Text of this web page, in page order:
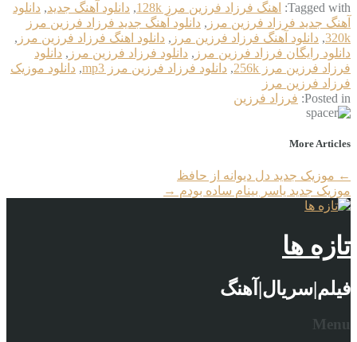
Tagged with: اهنگ فرزاد فرزین مرز 128k , دانلود آهنگ جدید, دانلود
آهنگ جدید فرزاد فرزین مرز , دانلود آهنگ جدید فرزاد فرزین مرز
320k
, دانلود آهنگ فرزاد فرزین مرز , دانلود اهنگ فرزاد فرزین مرز ,
دانلود رایگان فرزاد فرزین مرز , دانلود فرزاد فرزین مرز , دانلود
فرزاد فرزین مرز 256k
, دانلود فرزاد فرزین مرز mp3 , دانلود موزیک
فرزاد فرزین مرز
Posted in: فرزاد فرزین
More Articles
← موزیک جدید دل دیوانه از حافظ
موزیک جدید یاسر بینام ساده بودم →
تازه ها
فیلم|سریال|آهنگ
Menu